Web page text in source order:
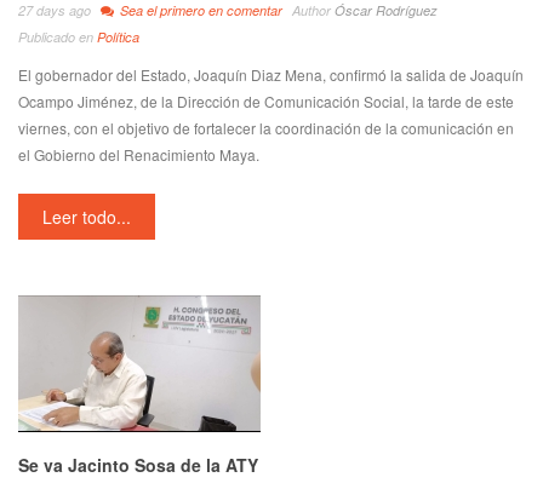
27 days ago Sea el primero en comentar Author Óscar Rodríguez
Publicado en Política
El gobernador del Estado, Joaquín Diaz Mena, confirmó la salida de Joaquín
Ocampo Jiménez, de la Dirección de Comunicación Social, la tarde de este
viernes, con el objetivo de fortalecer la coordinación de la comunicación en
el Gobierno del Renacimiento Maya.
Leer todo...
Se va Jacinto Sosa de la ATY